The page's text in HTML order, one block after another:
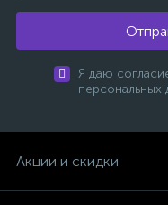
Я даю
персональных
Акции и скидки